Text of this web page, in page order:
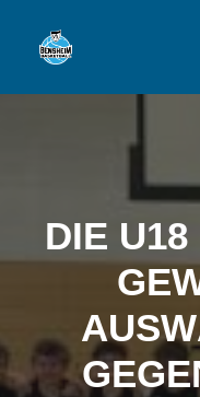
NEWSFEED
FAN-SHOP
VFL
DIE